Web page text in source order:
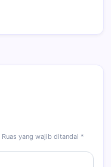
Ruas yang wajib ditandai *